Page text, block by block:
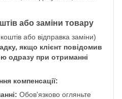
або заміни товару
або відправка заміни)
якщо клієнт повідомив
одразу при отриманні
компенсації:
Обов'язково огляньте